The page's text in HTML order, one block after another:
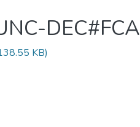
DEC#FCA
KB)